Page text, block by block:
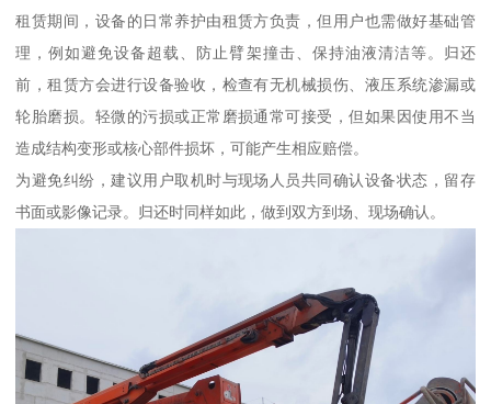
租赁期间，设备的日常养护由租赁方负责，但用户也需做好基础管
理，例如避免设备超载、防止臂架撞击、保持油液清洁等。归还
前，租赁方会进行设备验收，检查有无机械损伤、液压系统渗漏或
轮胎磨损。轻微的污损或正常磨损通常可接受，但如果因使用不当
造成结构变形或核心部件损坏，可能产生相应赔偿。
为避免纠纷，建议用户取机时与现场人员共同确认设备状态，留存
书面或影像记录。归还时同样如此，做到双方到场、现场确认。